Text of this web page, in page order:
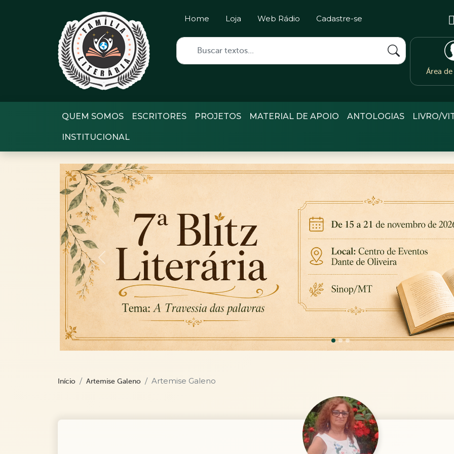
Home Loja Web Rádio Cadastre-se
Área
QUEM SOMOS ESCRITORES PROJETOS MATERIAL DE APOIO ANTOLOGIAS LIVRO/
INSTITUCIONAL
Previous
Início Artemise Galeno Artemise Galeno